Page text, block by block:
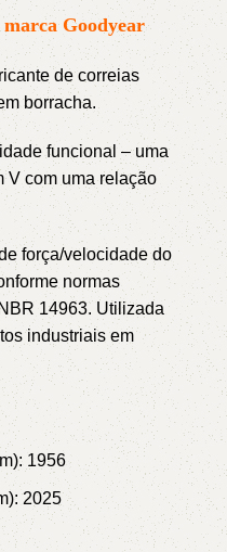
Goodyear
de correias
borracha.
funcional – uma
V com uma relação
força/velocidade do
normas
14963. Utilizada
industriais em
1956
2025